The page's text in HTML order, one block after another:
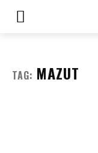
TAG: MAZUT